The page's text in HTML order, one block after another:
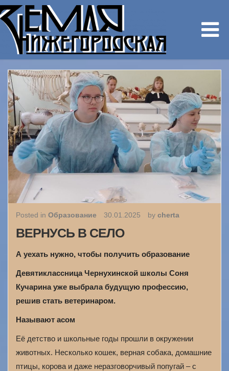
Posted in Образование 30.01.2025 by cherta
ВЕРНУСЬ В СЕЛО
А уехать нужно, чтобы получить образование
Девятиклассница Чернухинской школы Соня
Кучарина уже выбрала будущую профессию,
решив стать ветеринаром.
Называют асом
Её детство и школьные годы прошли в окружении
животных. Несколько кошек, верная собака, домашние
птицы, корова и даже неразговорчивый попугай – с